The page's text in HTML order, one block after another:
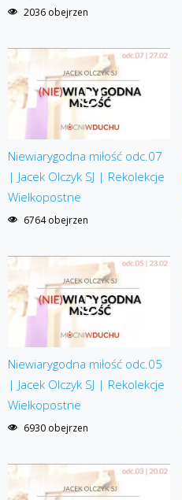
2036 obejrzen
Niewiarygodna miłość odc.07
| Jacek Olczyk SJ | Rekolekcje
Wielkopostne
6764 obejrzen
Niewiarygodna miłość odc.05
| Jacek Olczyk SJ | Rekolekcje
Wielkopostne
6930 obejrzen